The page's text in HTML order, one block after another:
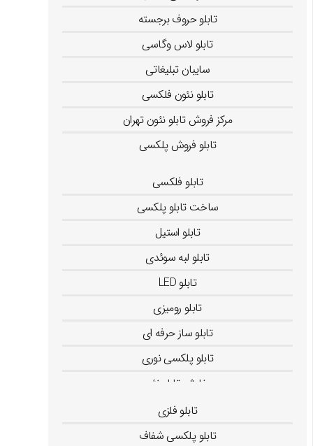
تابلو حروف برجسته
تابلو لاس وگاسی
سایبان تبلیغاتی
تابلو نئون فلکسی
مرکز فروش تابلو نئون تهران
تابلو فروش پلکسی
تابلو فلکسی
ساخت تابلو پلکسی
تابلو استیل
تابلو لبه سوئدی
تابلو LED
تابلو رومیزی
تابلو ساز حرفه ای
تابلو پلکسی نوری
سفارش تابلو نئون
نصب استیکر روی شیشه
تابلو فلزی
تابلو پلکسی شفاف